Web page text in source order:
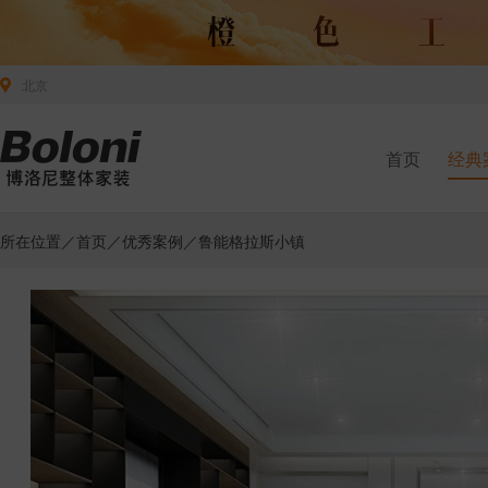
首页 经典
所在位置／首页 ／优秀案例 ／鲁能格拉斯小镇